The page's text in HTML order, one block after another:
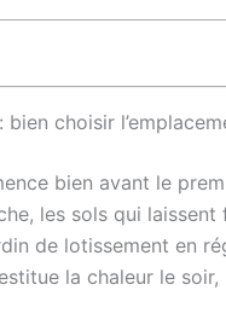
bien choisir
bien avant le
les sols qui
de lotissement en
la chaleur le